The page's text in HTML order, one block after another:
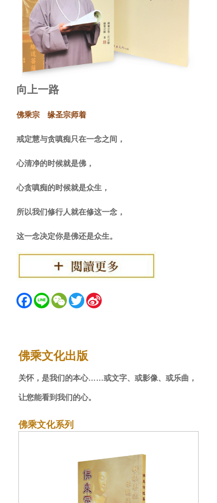
心传经典
MP3下载
缘圣宗师恭颂系列
佛乘宗佛乐系列
向上一路
佛乘宗 缘圣宗师着
戒定慧与贪嗔痴只在一念之间，
心清净的时候就是佛，
心贪嗔痴的时候就是众生，
所以我们修行人就在修这一念，
这一念决定你是佛还是众生。
Fac
Lin
We
Twit
佛乘文化出版
关怀，是我们的本心……或文字、或影像、或乐曲，
让您能看到我们的心。
佛乘文化系列